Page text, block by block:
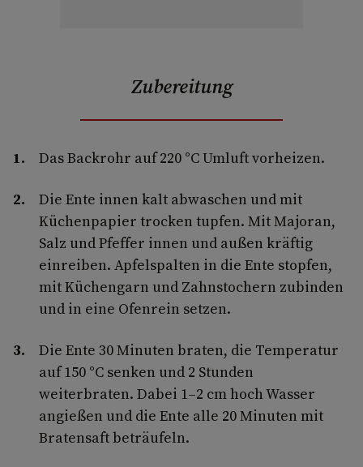
Zubereitung
Das Backrohr auf 220 °C Umluft vorheizen.
Die Ente innen kalt abwaschen und mit
Küchenpapier trocken tupfen. Mit Majoran,
Salz und Pfeffer innen und außen kräftig
einreiben. Apfelspalten in die Ente stopfen,
mit Küchengarn und Zahnstochern zubinden
und in eine Ofenrein setzen.
Die Ente 30 Minuten braten, die Tempe­ratur
auf 150 °C senken und 2 Stunden
weiterbraten. Dabei 1–2 cm hoch Wasser
angießen und die Ente alle 20 Minuten mit
Bratensaft beträufeln.